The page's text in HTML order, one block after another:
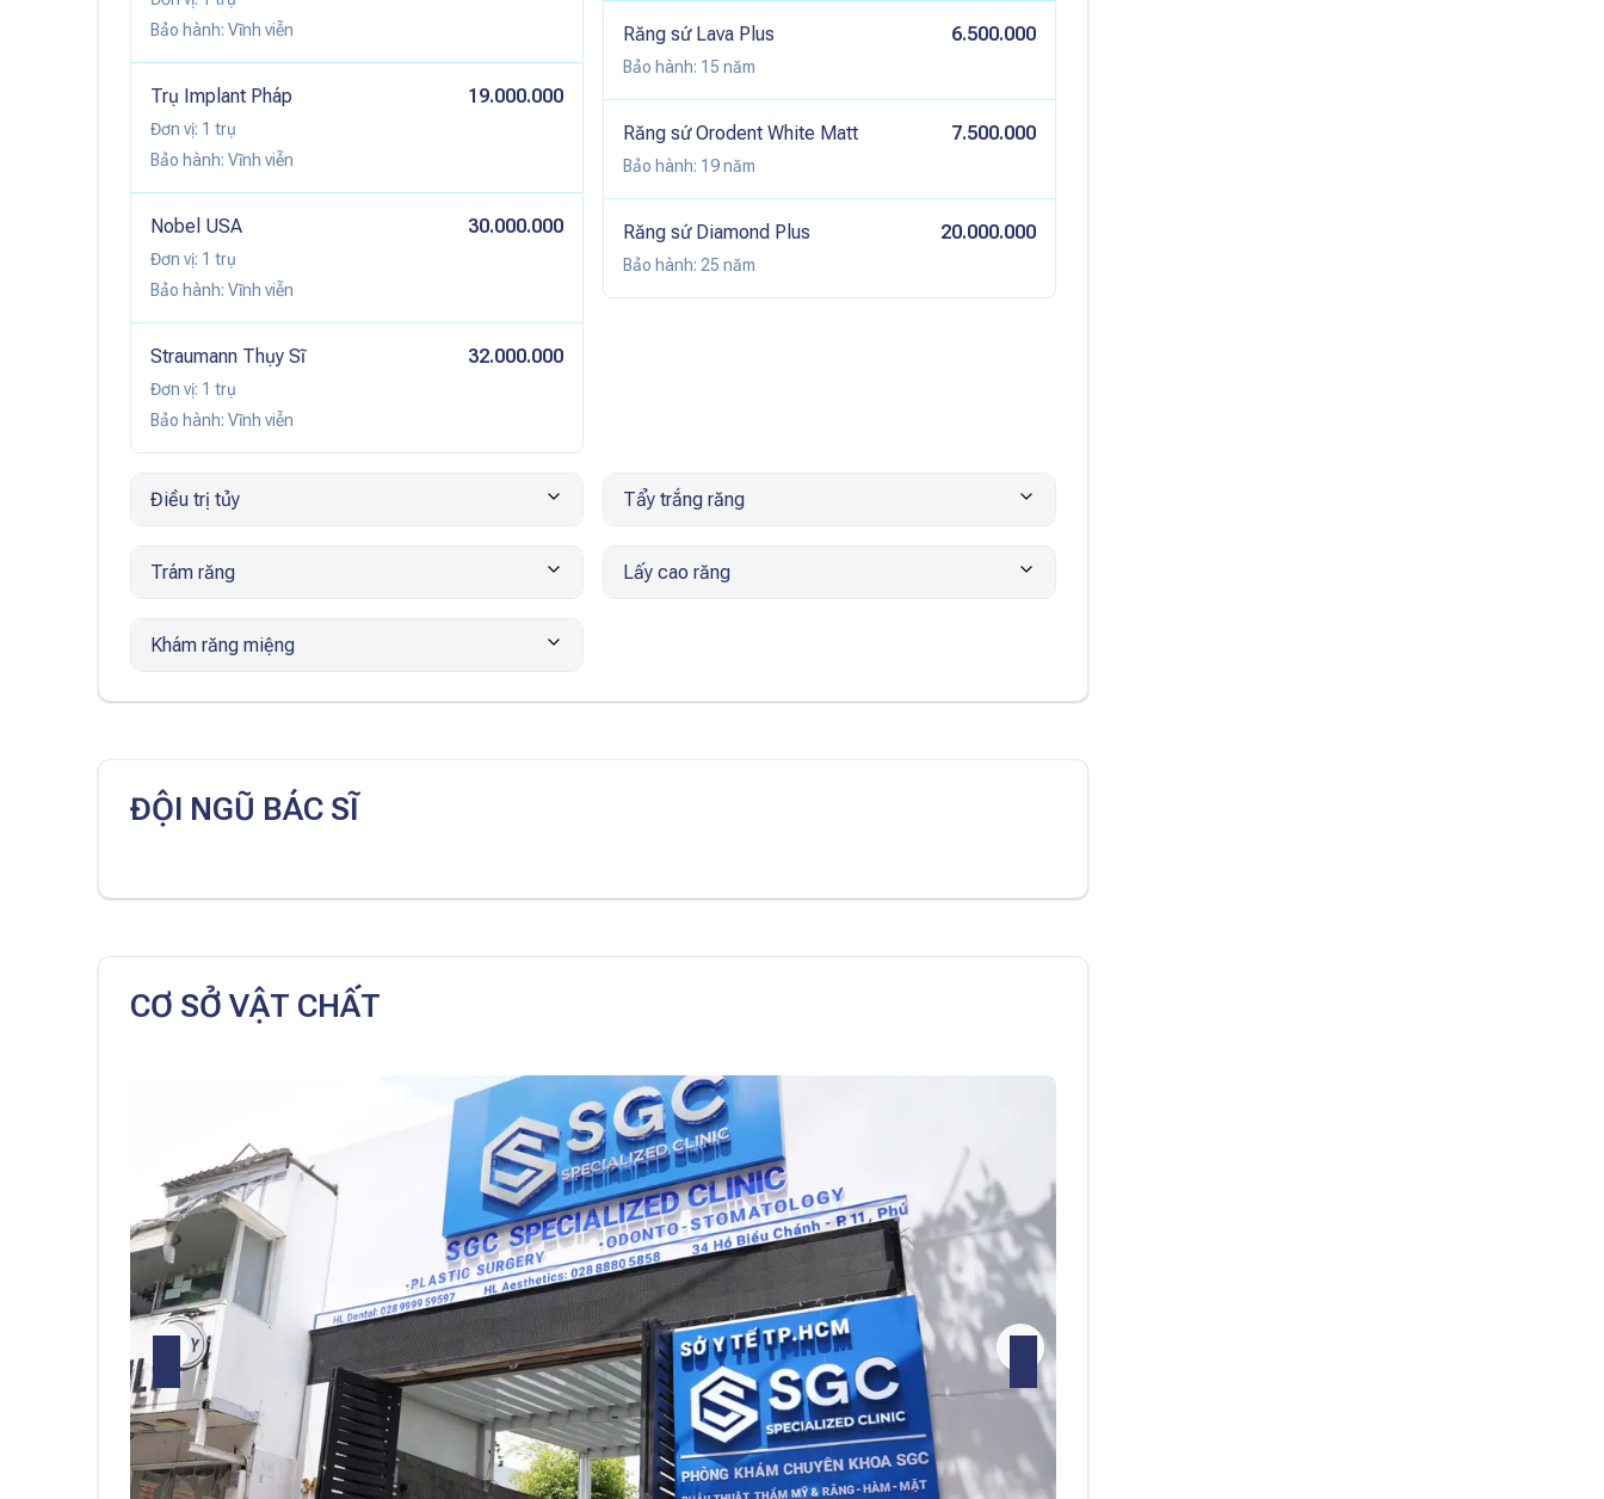
Bảo hành: Vĩnh viễn
Trụ Implant Pháp 19.000.000
Đơn vị: 1 trụ
Bảo hành: Vĩnh viễn
Nobel USA 30.000.000
Đơn vị: 1 trụ
Bảo hành: Vĩnh viễn
Straumann Thụy Sĩ 32.000.000
Đơn vị: 1 trụ
Bảo hành: Vĩnh viễn
Răng sứ Lava Plus 6.500.000
Bảo hành: 15 năm
Răng sứ Orodent White Matt 7.500.000
Bảo hành: 19 năm
Răng sứ Diamond Plus 20.000.000
Bảo hành: 25 năm
Điều trị tủy Tẩy trắng răng
Trám răng Lấy cao răng
Khám răng miệng
ĐỘI NGŨ BÁC SĨ
CƠ SỞ VẬT CHẤT